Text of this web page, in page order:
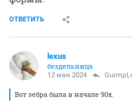
ОТВЕТИТЬ
lexus
бездельница
12 мая 2024
Вот зебра была в начале 90х.